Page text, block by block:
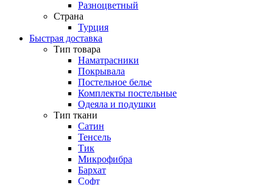
Разноцветный
Страна
Турция
Быстрая доставка
Тип товара
Наматрасники
Покрывала
Постельное белье
Комплекты постельные
Одеяла и подушки
Тип ткани
Сатин
Тенсель
Тик
Микрофибра
Бархат
Софт